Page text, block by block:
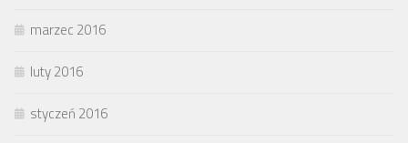
marzec 2016
luty 2016
styczeń 2016